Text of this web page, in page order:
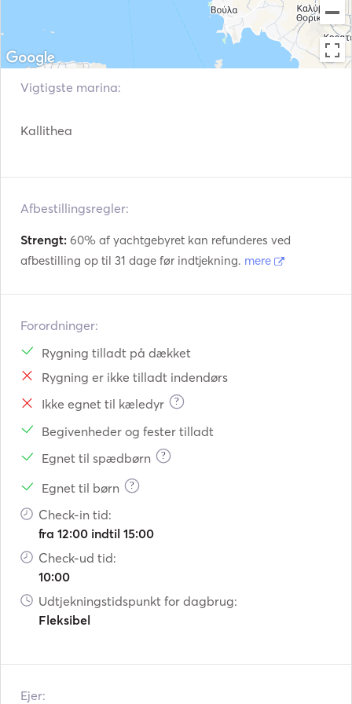
Vigtigste marina:
Kallithea
Afbestillingsregler:
Strengt: 60% af yachtgebyret kan refunderes ved
afbestilling op til 31 dage før indtjekning. mere
Forordninger:
Rygning tilladt på dækket
Rygning er ikke tilladt indendørs
Ikke egnet til kæledyr
?
Begivenheder og fester tilladt
Egnet til spædbørn
?
Egnet til børn ?
Check-in tid:
fra 12:00 indtil 15:00
Check-ud tid:
10:00
Udtjekningstidspunkt for dagbrug:
Fleksibel
Ejer: